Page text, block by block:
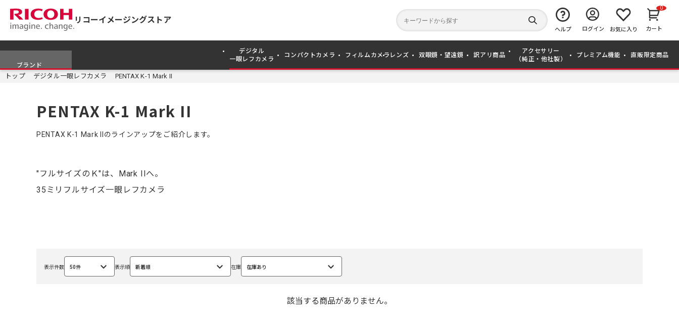
リコーイメージングストア
か
ら
検
索
す
る
ヘルプ ログイン お気に入り
0
カート
ブランド
デジタル
一眼レフカメラ
コンパクトカメラ フィルムカメラ レンズ 双眼鏡・望遠鏡 訳アリ商品
アクセサリー
（純正・他社製）
プレミアム機能 直販限定商品
トップ デジタル一眼レフカメラ PENTAX K-1 Mark II
PENTAX K-1 Mark II
PENTAX K-1 Mark IIのラインアップをご紹介します。
"フルサイズのＫ"は、Mark IIへ。
35ミリフルサイズ一眼レフカメラ
表示件数 50件
選
択
表示順 新着順
選
択
在庫 在庫あり
選
択
該当する商品がありません。